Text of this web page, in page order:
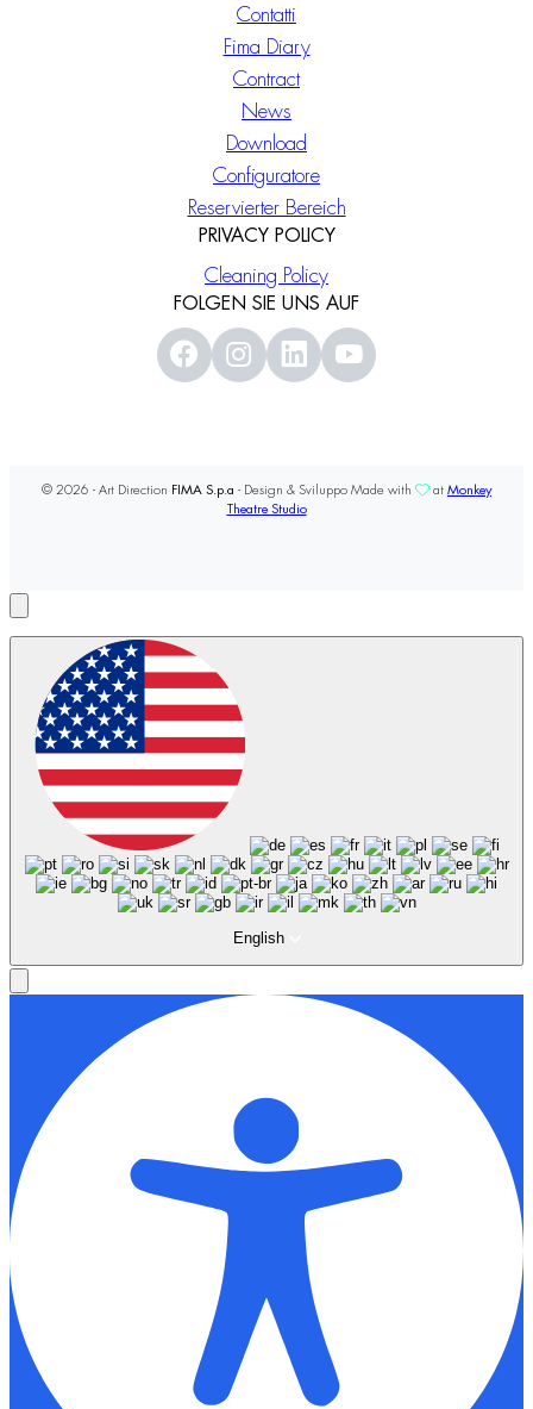
Contatti
Fima Diary
Contract
News
Download
Configuratore
Reservierter Bereich
PRIVACY POLICY
Cleaning Policy
FOLGEN SIE UNS AUF
© 2026 - Art Direction FIMA S.p.a - Design & Sviluppo Made with at Monkey
Theatre Studio
English